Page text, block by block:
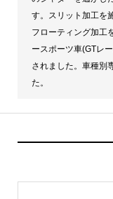
す。スリット加工を
フローティング加工
ースポーツ車(GTレ
されました。車種別
た。